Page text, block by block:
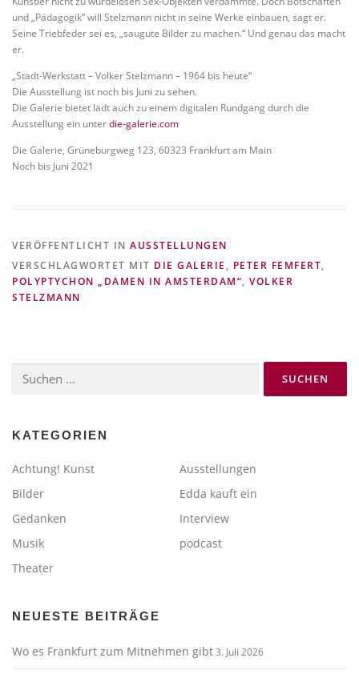
und „Pädagogik“ will Stelzmann nicht in seine Werke einbauen, sagt er.
Seine Triebfeder sei es, „saugute Bilder zu machen.“ Und genau das macht
er.
„Stadt-Werkstatt – Volker Stelzmann – 1964 bis heute“
Die Ausstellung ist noch bis Juni zu sehen.
Die Galerie bietet lädt auch zu einem digitalen Rundgang durch die
Ausstellung ein unterdie-galerie.com
Die Galerie, Grüneburgweg 123, 60323 Frankfurt am Main
Noch bis Juni 2021
VERÖFFENTLICHT IN AUSSTELLUNGEN
VERSCHLAGWORTET MIT DIE GALERIE , PETER FEMFERT,
POLYPTYCHON „DAMEN IN AMSTERDAM“, VOLKER
STELZMANN
nach:
KATEGORIEN
Achtung! Kunst
Ausstellungen
Bilder
Edda kauft ein
Gedanken
Interview
Musik
podcast
Theater
NEUESTE BEITRÄGE
Wo es Frankfurt zum Mitnehmen gibt3. Juli 2026